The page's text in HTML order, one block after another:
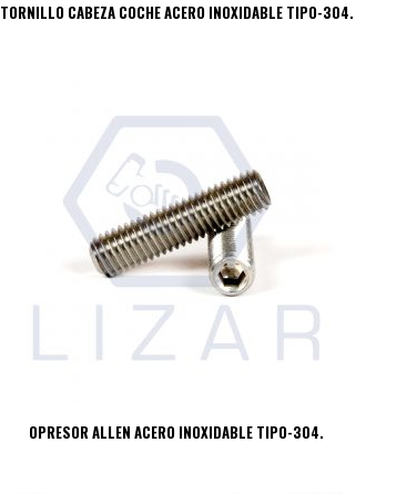
TORNILLO CABEZA COCHE ACERO INOXIDABLE TIPO-304.
OPRESOR ALLEN ACERO INOXIDABLE TIPO-304.